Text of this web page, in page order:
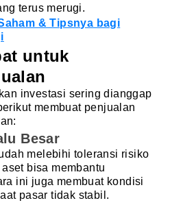
terus merugi.
& Tipsnya bagi
untuk
investasi sering dianggap
membuat penjualan
Besar
melebihi toleransi risiko
bisa membantu
ini juga membuat kondisi
pasar tidak stabil.